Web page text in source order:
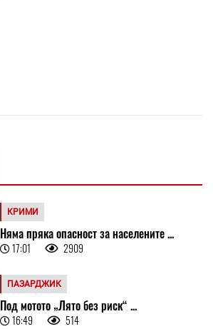
КРИМИ
Няма пряка опасност за населените ...
17:01 2909
ПАЗАРДЖИК
Под мотото „Лято без риск“ ...
16:49 514